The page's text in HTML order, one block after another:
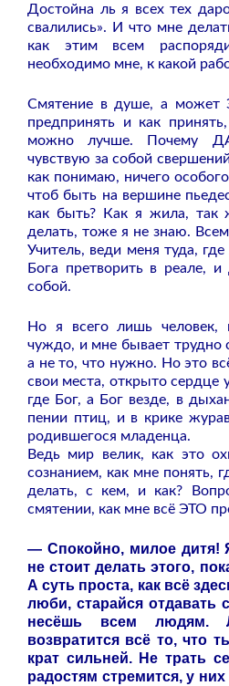
Достойна ль я всех тех
свалились». И что мне
как этим всем
необходимо мне, к какой
Смятение в душе, а может
предпринять и как
можно лучше. Почему
чувствую за собой
как понимаю, ничего
чтоб быть на вершине
как быть? Как я жила, так
делать, тоже я не знаю.
Учитель, веди меня туда,
Бога претворить в реале,
собой.
Но я всего лишь
чуждо, и мне бывает трудно
а не то, что нужно. Но это
свои места, открыто сердце
где Бог, а Бог везде, в
пении птиц, и в крике
родившегося младенца.
Ведь мир велик, как это
сознанием, как мне понять,
делать, с кем, и как?
смятении, как мне всё ЭТО
— Спокойно, милое дитя!
не стоит делать этого,
А суть проста, как всё
люби, старайся отдавать
несёшь всем людям.
возвратится всё то, что
крат сильней. Не трать
радостям стремится, у